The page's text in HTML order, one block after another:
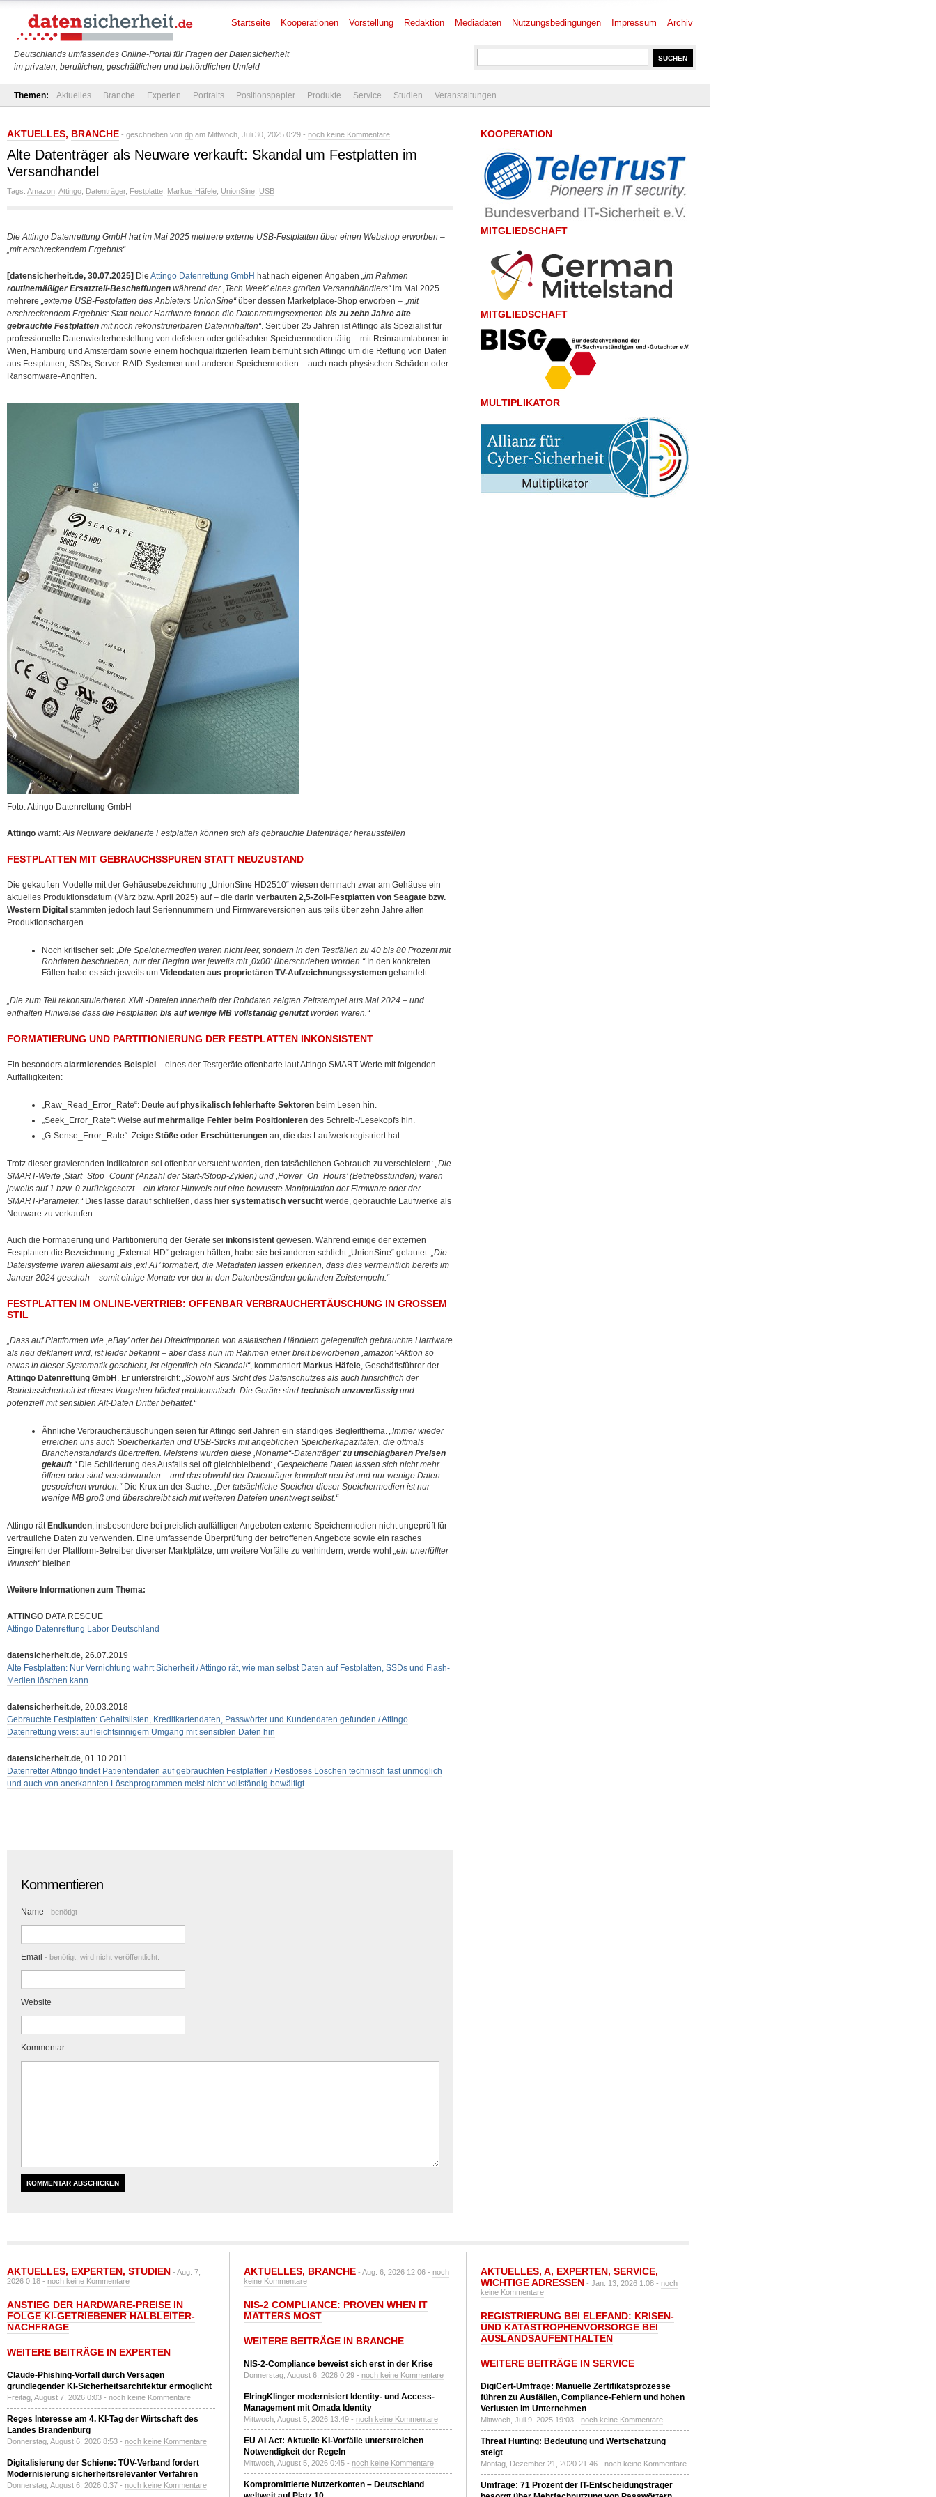
Deutschlands umfassendes Online-Portal für Fragen der Datensicherheit
im privaten, beruflichen, geschäftlichen und behördlichen Umfeld
Startseite Kooperationen Vorstellung Redaktion Mediadaten Nutzungsbedingungen Impressum Archiv
Themen: Aktuelles Branche Experten Portraits Positionspapier Produkte Service Studien Veranstaltungen
AKTUELLES, BRANCHE - geschrieben von dp am Mittwoch, Juli 30, 2025 0:29 - noch keine Kommentare
Alte Datenträger als Neuware verkauft: Skandal um Festplatten im
Versandhandel
Tags: Amazon Attingo Datenträger, Festplatte Markus Häfele UnionSine USB
Die Attingo Datenrettung GmbH hat im Mai 2025 mehrere externe USB-Festplatten über einen Webshop erworben –
„mit erschreckendem Ergebnis“
[datensicherheit.de, 30.07.2025] Die Attingo Datenrettung GmbH hat nach eigenen Angaben „im Rahmen
routinemäßiger Ersatzteil-Beschaffungen während der ,Tech Week’ eines großen Versandhändlers“im Mai 2025
mehrere „externe USB-Festplatten des Anbieters UnionSine“über dessen Marketplace-Shop erworben – „mit
erschreckendem Ergebnis: Statt neuer Hardware fanden die Datenrettungsexperten bis zu zehn Jahre alte
gebrauchte Festplatten mit noch rekonstruierbaren Dateninhalten“. Seit über 25 Jahren ist Attingo als Spezialist für
professionelle Datenwiederherstellung von defekten oder gelöschten Speichermedien tätig – mit Reinraumlaboren in
Wien, Hamburg und Amsterdam sowie einem hochqualifizierten Team bemüht sich Attingo um die Rettung von Daten
aus Festplatten, SSDs, Server-RAID-Systemen und anderen Speichermedien – auch nach physischen Schäden oder
Ransomware-Angriffen.
Foto: Attingo Datenrettung GmbH
Attingo warnt:Als Neuware deklarierte Festplatten können sich als gebrauchte Datenträger herausstellen
FESTPLATTEN MIT GEBRAUCHSSPUREN STATT NEUZUSTAND
Die gekauften Modelle mit der Gehäusebezeichnung „UnionSine HD2510“ wiesen demnach zwar am Gehäuse ein
aktuelles Produktionsdatum (März bzw. April 2025) auf – die darin verbauten 2,5-Zoll-Festplatten von Seagate bzw.
Western Digital stammten jedoch laut Seriennummern und Firmwareversionen aus teils über zehn Jahre alten
Produktionschargen.
Noch kritischer sei: „Die Speichermedien waren nicht leer, sondern in den Testfällen zu 40 bis 80 Prozent mit
Rohdaten beschrieben, nur der Beginn war jeweils mit ,0x00‘ überschrieben worden.“In den konkreten
Fällen habe es sich jeweils um Videodaten aus proprietären TV-Aufzeichnungssystemen gehandelt.
„Die zum Teil rekonstruierbaren XML-Dateien innerhalb der Rohdaten zeigten Zeitstempel aus Mai 2024 – und
enthalten Hinweise dass die Festplatten bis auf wenige MB vollständig genutztworden waren.“
FORMATIERUNG UND PARTITIONIERUNG DER FESTPLATTEN INKONSISTENT
Ein besonders alarmierendes Beispiel – eines der Testgeräte offenbarte laut Attingo SMART-Werte mit folgenden
Auffälligkeiten:
„Raw_Read_Error_Rate“: Deute aufphysikalisch fehlerhafte Sektoren beim Lesen hin.
„Seek_Error_Rate“: Weise aufmehrmalige Fehler beim Positionieren des Schreib-/Lesekopfs hin.
„G-Sense_Error_Rate“: Zeige Stöße oder Erschütterungen an, die das Laufwerk registriert hat.
Trotz dieser gravierenden Indikatoren sei offenbar versucht worden, den tatsächlichen Gebrauch zu verschleiern: „Die
SMART-Werte ,Start_Stop_Count’ (Anzahl der Start-/Stopp-Zyklen) und ,Power_On_Hours’ (Betriebsstunden) waren
jeweils auf 1 bzw. 0 zurückgesetzt – ein klarer Hinweis auf eine bewusste Manipulation der Firmware oder der
SMART-Parameter.“Dies lasse darauf schließen, dass hier systematisch versucht werde, gebrauchte Laufwerke als
Neuware zu verkaufen.
Auch die Formatierung und Partitionierung der Geräte sei inkonsistent gewesen. Während einige der externen
Festplatten die Bezeichnung „External HD“ getragen hätten, habe sie bei anderen schlicht „UnionSine“ gelautet. „Die
Dateisysteme waren allesamt als ,exFAT’ formatiert, die Metadaten lassen erkennen, dass dies vermeintlich bereits im
Januar 2024 geschah – somit einige Monate vor der in den Datenbeständen gefunden Zeitstempeln.“
FESTPLATTEN IM ONLINE-VERTRIEB: OFFENBAR VERBRAUCHERTÄUSCHUNG IN GROSSEM S
TIL
„Dass auf Plattformen wie ,eBay’ oder bei Direktimporten von asiatischen Händlern gelegentlich gebrauchte Hardware
als neu deklariert wird, ist leider bekannt – aber dass nun im Rahmen einer breit beworbenen ,amazon’-Aktion so
etwas in dieser Systematik geschieht, ist eigentlich ein Skandal!“, kommentiert Markus Häfele, Geschäftsführer der
Attingo Datenrettung GmbH . Er unterstreicht: „Sowohl aus Sicht des Datenschutzes als auch hinsichtlich der
Betriebssicherheit ist dieses Vorgehen höchst problematisch. Die Geräte sind technisch unzuverlässig und
potenziell mit sensiblen Alt-Daten Dritter behaftet.“
Ähnliche Verbrauchertäuschungen seien für Attingo seit Jahren ein ständiges Begleitthema. „Immer wieder
erreichen uns auch Speicherkarten und USB-Sticks mit angeblichen Speicherkapazitäten, die oftmals
Branchenstandards übertreffen. Meistens wurden diese ,Noname“-Datenträger’zu unschlagbaren Preisen
gekauft.“Die Schilderung des Ausfalls sei oft gleichbleibend: „Gespeicherte Daten lassen sich nicht mehr
öffnen oder sind verschwunden – und das obwohl der Datenträger komplett neu ist und nur wenige Daten
gespeichert wurden.“Die Krux an der Sache: „Der tatsächliche Speicher dieser Speichermedien ist nur
wenige MB groß und überschreibt sich mit weiteren Dateien unentwegt selbst.“
Attingo rät Endkunden, insbesondere bei preislich auffälligen Angeboten externe Speichermedien nicht ungeprüft für
vertrauliche Daten zu verwenden. Eine umfassende Überprüfung der betroffenen Angebote sowie ein rasches
Eingreifen der Plattform-Betreiber diverser Marktplätze, um weitere Vorfälle zu verhindern, werde wohl „ein unerfüllter
Wunsch“bleiben.
Weitere Informationen zum Thema:
ATTINGO DATA RESCUE
Attingo Datenrettung Labor Deutschland
datensicherheit.de, 26.07.2019
Alte Festplatten: Nur Vernichtung wahrt Sicherheit / Attingo rät, wie man selbst Daten auf Festplatten, SSDs und Flash-
Medien löschen kann
datensicherheit.de, 20.03.2018
Gebrauchte Festplatten: Gehaltslisten, Kreditkartendaten, Passwörter und Kundendaten gefunden / Attingo
Datenrettung weist auf leichtsinnigem Umgang mit sensiblen Daten hin
datensicherheit.de, 01.10.2011
Datenretter Attingo findet Patientendaten auf gebrauchten Festplatten / Restloses Löschen technisch fast unmöglich
und auch von anerkannten Löschprogrammen meist nicht vollständig bewältigt
Kommentieren
Name - benötigt
Email - benötigt, wird nicht veröffentlicht.
Website
Kommentar
KOOPERATION
MITGLIEDSCHAFT
MITGLIEDSCHAFT
MULTIPLIKATOR
AKTUELLES, EXPERTEN, STUDIEN - Aug. 7,
2026 0:18 -noch keine Kommentare
ANSTIEG DER HARDWARE-PREISE IN
FOLGE KI-GETRIEBENER HALBLEITER-
NACHFRAGE
WEITERE BEITRÄGE IN EXPERTEN
Claude-Phishing-Vorfall durch Versagen
grundlegender KI-Sicherheitsarchitektur ermöglicht
Freitag, August 7, 2026 0:03 - noch keine Kommentare
Reges Interesse am 4. KI-Tag der Wirtschaft des
Landes Brandenburg
Donnerstag, August 6, 2026 8:53 - noch keine Kommentare
Digitalisierung der Schiene: TÜV-Verband fordert
Modernisierung sicherheitsrelevanter Verfahren
Donnerstag, August 6, 2026 0:37 - noch keine Kommentare
AKTUELLES, BRANCHE - Aug. 6, 2026 12:06 - noch
keine Kommentare
NIS-2 COMPLIANCE: PROVEN WHEN IT
MATTERS MOST
WEITERE BEITRÄGE IN BRANCHE
NIS-2-Compliance beweist sich erst in der Krise
Donnerstag, August 6, 2026 0:29 - noch keine Kommentare
ElringKlinger modernisiert Identity- und Access-
Management mit Omada Identity
Mittwoch, August 5, 2026 13:49 - noch keine Kommentare
EU AI Act: Aktuelle KI-Vorfälle unterstreichen
Notwendigkeit der Regeln
Mittwoch, August 5, 2026 0:45 - noch keine Kommentare
Kompromittierte Nutzerkonten – Deutschland
AKTUELLES, A, EXPERTEN, SERVICE,
WICHTIGE ADRESSEN - Jan. 13, 2026 1:08 - noch
keine Kommentare
REGISTRIERUNG BEI ELEFAND: KRISEN-
UND KATASTROPHENVORSORGE BEI
AUSLANDSAUFENTHALTEN
WEITERE BEITRÄGE IN SERVICE
DigiCert-Umfrage: Manuelle Zertifikatsprozesse
führen zu Ausfällen, Compliance-Fehlern und hohen
Verlusten im Unternehmen
Mittwoch, Juli 9, 2025 19:03 - noch keine Kommentare
Threat Hunting: Bedeutung und Wertschätzung
steigt
Montag, Dezember 21, 2020 21:46 - noch keine Kommentare
Umfrage: 71 Prozent der IT-Entscheidungsträger